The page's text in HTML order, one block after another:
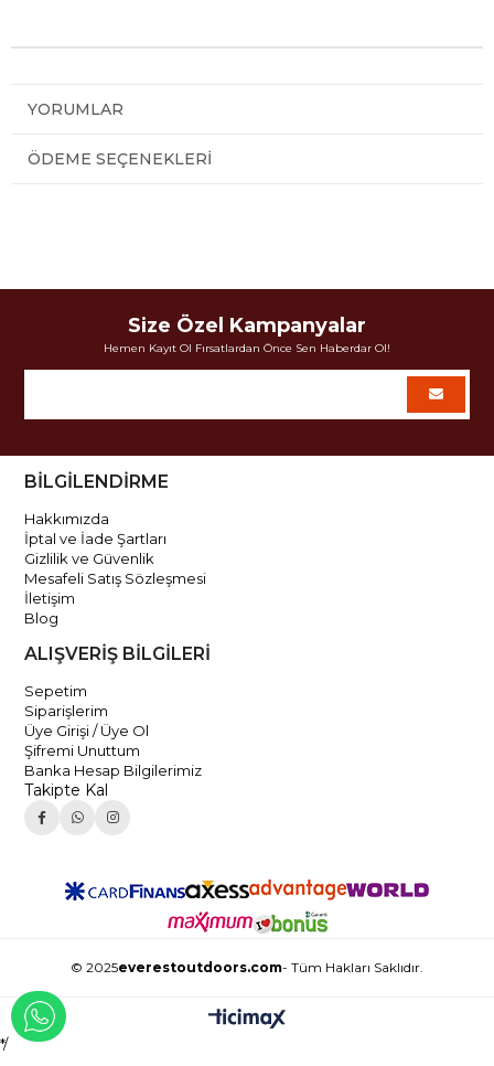
YORUMLAR
ÖDEME SEÇENEKLERI
Size Özel Kampanyalar
Hemen Kayıt Ol Fırsatlardan Önce Sen Haberdar Ol!
BİLGİLENDİRME
Hakkımızda
İptal ve İade Şartları
Gizlilik ve Güvenlik
Mesafeli Satış Sözleşmesi
İletişim
Blog
ALIŞVERİŞ BİLGİLERİ
Sepetim
Siparişlerim
Üye Girişi / Üye Ol
Şifremi Unuttum
Banka Hesap Bilgilerimiz
Takipte Kal
© 2025everestoutdoors.com- Tüm Hakları Saklıdır.
*/
WHATSAPP İLE İLETİŞİME GEÇ